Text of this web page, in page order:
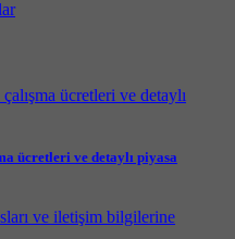
ücretleri ve detaylı piyasa